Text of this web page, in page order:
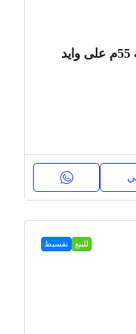
للبيع بمدينتي B14 شقة 108م بحديقة 55م على وايد
للبيع تقسيط